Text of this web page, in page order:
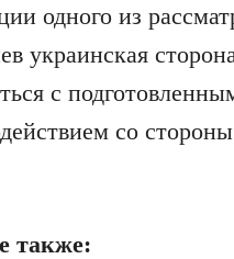
одного из
украинская
с
со
также: